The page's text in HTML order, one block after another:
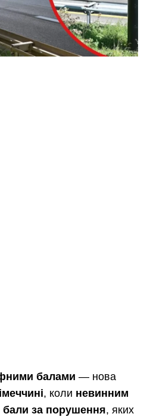
балами — нова
, коли невинним
за порушення, яких